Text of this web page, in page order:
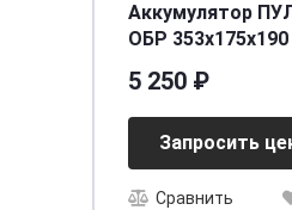
Аккумулятор
ОБР 353x175x190
5 250 ₽
Запросить
Сравнить